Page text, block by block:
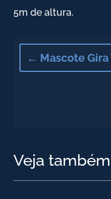
5m de altura.
← Mascote Gira
Veja também